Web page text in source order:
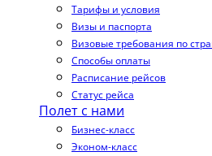
Тарифы и условия
Визы и паспорта
Визовые требования по
Способы оплаты
Расписание рейсов
Статус рейса
Полет с нами
Бизнес-класс
Эконом-класс